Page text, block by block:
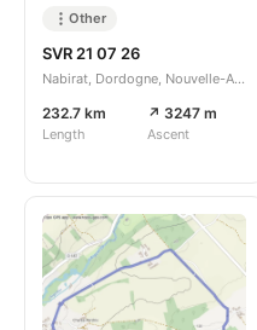
Other
SVR 21 07 26
Nabirat, Dordogne, Nouvelle-Aquitaine, FR
232.7 km
Length
↗ 3247 m
Ascent